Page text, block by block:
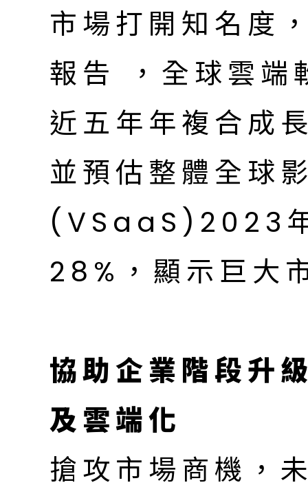
市場打開知名度
報告 ，全球雲端
近五年年複合成
並預估整體全球
(VSaaS)2023
28%，顯示巨大
協助企業階段升
及雲端化
搶攻市場商機，